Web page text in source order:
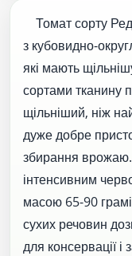
Томат сорту
з кубовидно-
які мають
сортами тканину
щільніший, ніж
дуже добре
збирання
інтенсивним
масою 65-90
сухих речовин
для консервації